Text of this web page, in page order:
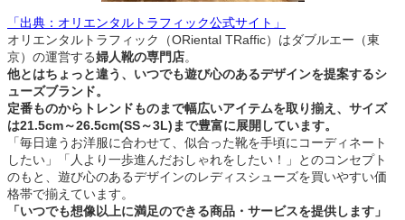
「出典：オリエンタルトラフィック公式サイト」
オリエンタルトラフィック（ORiental TRaffic）はダブルエー（東
京）の運営する婦人靴の専門店。
他とはちょっと違う、いつでも遊び心のあるデザインを提案するシ
ューズブランド。
定番ものからトレンドものまで幅広いアイテムを取り揃え、サイズ
は21.5cm～26.5cm(SS～3L)まで豊富に展開しています。
「毎日違うお洋服に合わせて、似合った靴を手頃にコーディネート
したい」「人より一歩進んだおしゃれをしたい！」とのコンセプト
のもと、遊び心のあるデザインのレディスシューズを買いやすい価
格帯で揃えています。
「いつでも想像以上に満足のできる商品・サービスを提供します」